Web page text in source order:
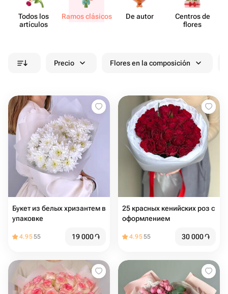
Todos los
artículos
Ramos clásicos De autor
Centros de
flores
Precio Flores en la composición
Букет из белых хризантем в
упаковке
4.9555 19 000֏
25 красных кенийских роз с
оформлением
4.9555 30 000֏